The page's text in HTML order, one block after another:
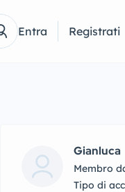
Entra Registrati
Gianluca
Membro
tipo di